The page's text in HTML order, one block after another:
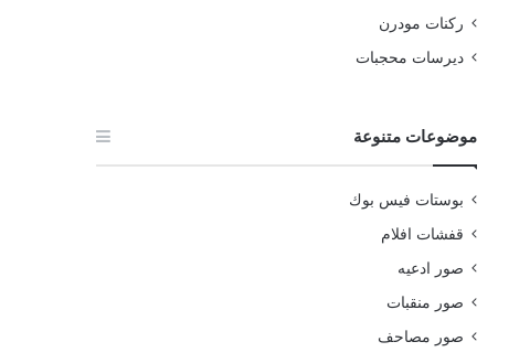
ركنات مودرن
ديرسات محجبات
موضوعات متنوعة
بوستات فيس بوك
قفشات افلام
صور ادعيه
صور منقبات
صور مصاحف